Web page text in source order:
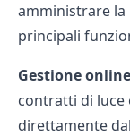
amministrare la
principali
Gestione
contratti di luce
direttamente